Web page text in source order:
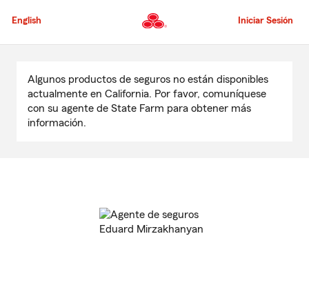
al
principal
English Iniciar Sesión
contenido
principal
Algunos productos de seguros no están disponibles
actualmente en California. Por favor, comuníquese
con su agente de State Farm para obtener más
información.